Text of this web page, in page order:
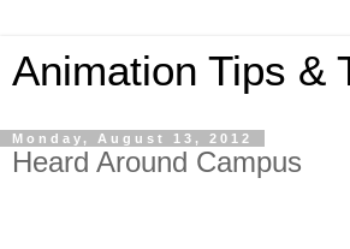
Animation Tips &
Monday, August 13, 2012
Heard Around Campus